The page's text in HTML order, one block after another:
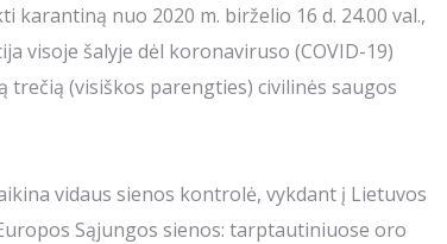
nuo 2020 m. birželio 16 d. 24.00 val.,
visoje šalyje dėl koronaviruso (COVID-19)
(visiškos parengties) civilinės saugos
vidaus sienos kontrolė, vykdant į Lietuvos
Sąjungos sienos: tarptautiniuose oro